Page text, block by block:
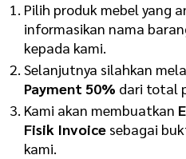
Pilih produk mebel yang
informasikan nama
kepada kami.
Selanjutnya silahkan
Payment 50% dari total
Kami akan membuatkan
Fisik Invoice sebagai
kami.